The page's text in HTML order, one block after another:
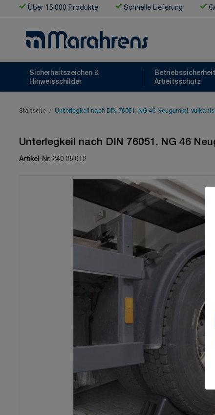
Zum Inhalt springen
Über 15.000 Produkte Schnelle Lieferung
Sicherheitszeichen &
Hinweisschilder
Arbeitsschutz
Startseite / Unterlegkeil nach DIN 76051, NG 46 Neugummi,
Unterlegkeil nach DIN 76051, NG 46
Artikel-Nr. 240.25.012